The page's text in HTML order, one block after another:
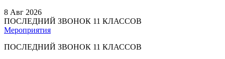
8 Авг 2026
ПОСЛЕДНИЙ ЗВОНОК 11 КЛАССОВ
Мероприятия
ПОСЛЕДНИЙ ЗВОНОК 11 КЛАССОВ